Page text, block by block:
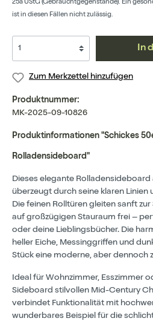
25a UStG (Gebrauchtgegenstände). Ein
ist in diesen Fällen nicht zulässig.
In
Zum Merkzettel hinzufügen
Produktnummer:
MK-2025-09-10826
Produktinformationen "Schickes
Rolladensideboard"
Dieses elegante Rolladensideboard
überzeugt durch seine klaren Linien
Die feinen Rolltüren gleiten sanft
auf großzügigen Stauraum frei –
oder deine Lieblingsbücher. Die
heller Eiche, Messinggriffen und
Stück eine moderne, aber dennoch
Ideal für Wohnzimmer, Esszimmer
Sideboard stilvollen Mid-Century
verbindet Funktionalität mit
wunderbares Beispiel für die